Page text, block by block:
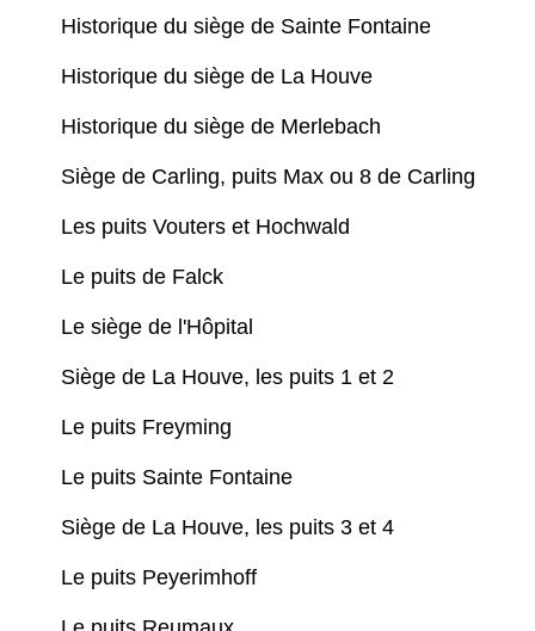
Historique du siège de Sainte Fontaine
Historique du siège de La Houve
Historique du siège de Merlebach
Siège de Carling, puits Max ou 8 de Carling
Les puits Vouters et Hochwald
Le puits de Falck
Le siège de l'Hôpital
Siège de La Houve, les puits 1 et 2
Le puits Freyming
Le puits Sainte Fontaine
Siège de La Houve, les puits 3 et 4
Le puits Peyerimhoff